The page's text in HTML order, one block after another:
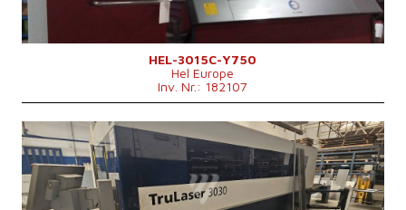
Kontrollsystem
nein
HEL-3015C-Y750
Hel Europe
Inv. Nr.: 182107
Baujahr:
2019
Max. Werkstücklänge
3000 mm
Max. Werkstückbreite
1500 mm
Max. Blechdicke
25 mm
Laserleistung
4000 W